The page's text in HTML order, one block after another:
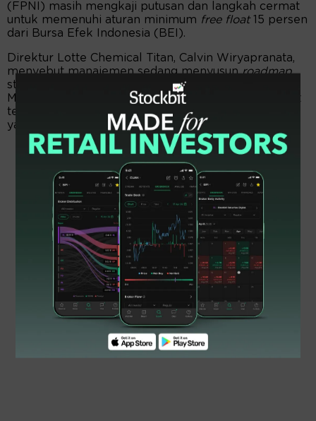
(FPNI) masih mengkaji putusan dan langkah cermat
untuk memenuhi aturan minimum free float15 persen
dari Bursa Efek Indonesia (BEI).
Direktur Lotte Chemical Titan, Calvin Wiryapranata,
menyebut manajemen sedang menyusunroadmap
strategis. Alasannya, kapitalisasi pasar FPNI per 31
Maret 2026 masih di bawah Rp5 triliun. Itu membuat
tenggat pemenuhanfree float jadi paling longgar,
yaitu hingga 2029.